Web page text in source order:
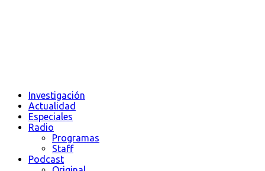
Investigación
Actualidad
Especiales
Radio
Programas
Staff
Podcast